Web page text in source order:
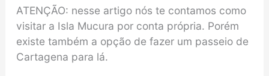
ATENÇÃO: nesse artigo nós te contamos como
visitar a Isla Mucura por conta própria. Porém
existe também a opção de fazer um passeio de
Cartagena para lá.